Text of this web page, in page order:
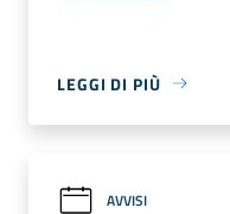
LEGGI DI PIÙ
AVVISI